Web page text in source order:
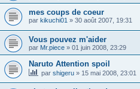
mes coups de coeur
par kikuchi01 » 30 août 2007, 19:31
Vous pouvez m'aider
par Mr.piece » 01 juin 2008, 23:29
Naruto Attention spoil
par shigeru » 15 mai 2008, 23:01